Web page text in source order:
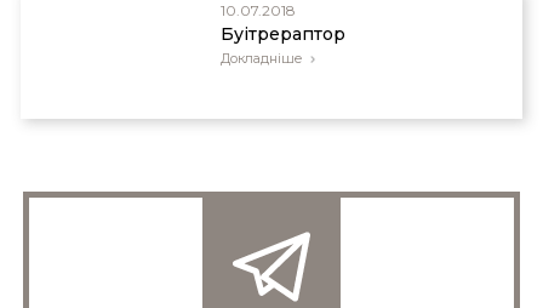
10.07.2018
Буітрераптор
Докладніше